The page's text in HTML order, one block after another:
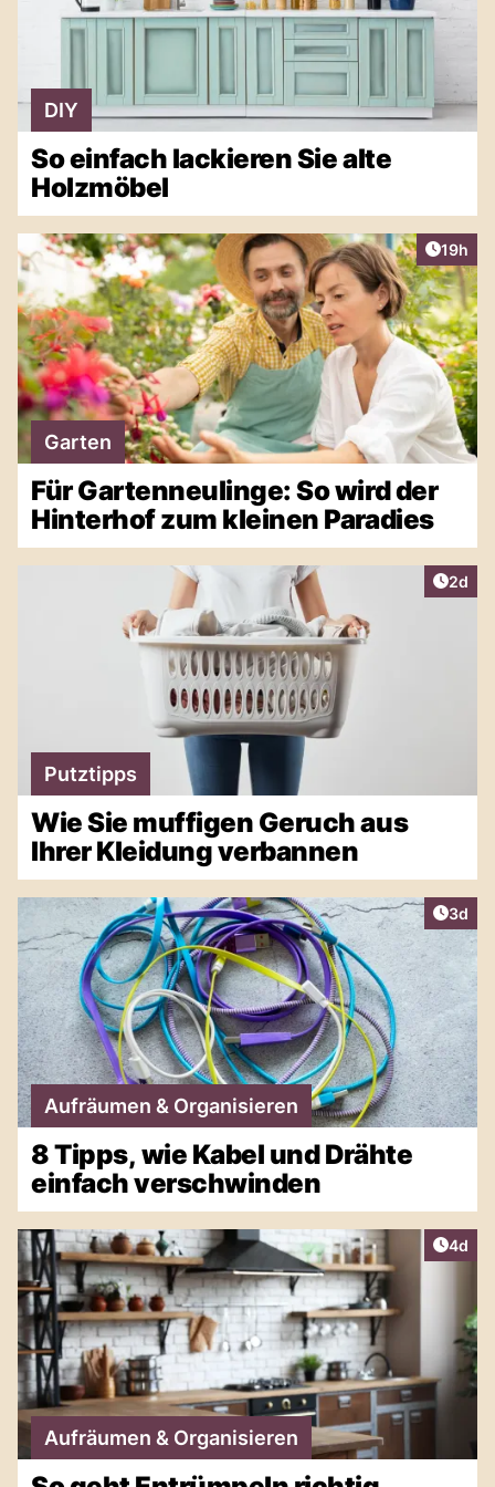
DIY
So einfach lackieren Sie alte
Holzmöbel
Artikel
19h
Garten
Für Gartenneulinge: So wird der
Hinterhof zum kleinen Paradies
2d
Putztipps
Wie Sie muffigen Geruch aus
Ihrer Kleidung verbannen
3d
Aufräumen & Organisieren
8 Tipps, wie Kabel und Drähte
einfach verschwinden
4d
Aufräumen & Organisieren